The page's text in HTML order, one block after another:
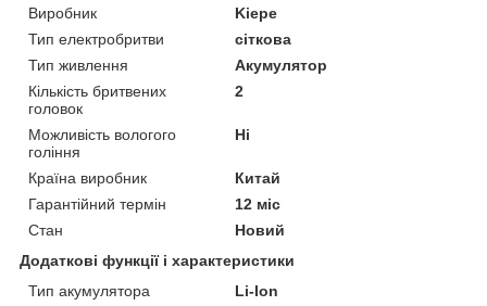
Виробник
Kiepe
Тип електробритви
сіткова
Тип живлення
Акумулятор
Кількість бритвених
головок
2
Можливість вологого
гоління
Ні
Країна виробник
Китай
Гарантійний термін
12 міс
Стан
Новий
Додаткові функції і характеристики
Тип акумулятора
Li-Ion